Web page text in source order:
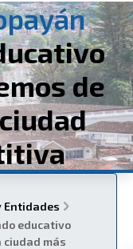
de
Entidades
educativo
ciudad más